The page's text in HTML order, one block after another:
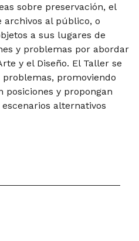
sobre preservación, el
al público, o
a sus lugares de
y problemas por abordar
y el Diseño. El Taller se
promoviendo
y propongan
alternativos